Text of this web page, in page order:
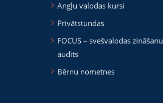
Angļu valodas kursi
Privātstundas
FOCUS – svešvalodas zināšanu
audits
Bērnu nometnes